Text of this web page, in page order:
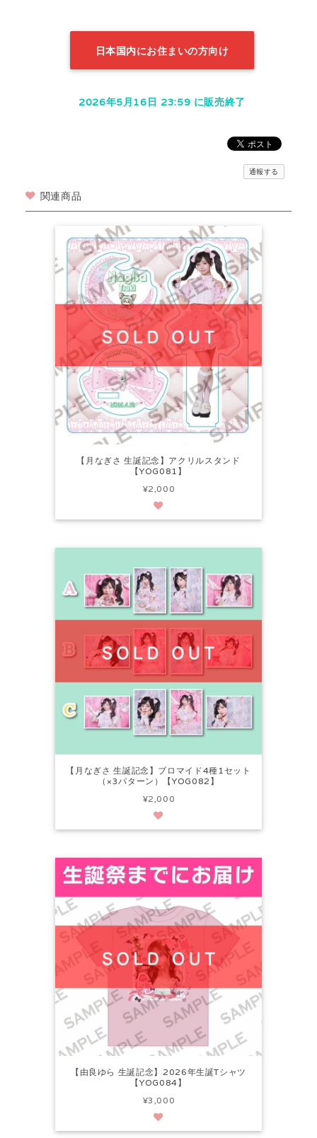
日本国内にお住まいの方向け
2026年5月16日 23:59 に販売終了
通報する
関連商品
【月なぎさ 生誕記念】アクリルスタンド
【YOG081】
¥2,000
【月なぎさ 生誕記念】ブロマイド4種1セット
（×3パターン）【YOG082】
¥2,000
【由良ゆら 生誕記念】2026年生誕Tシャツ
【YOG084】
¥3,000